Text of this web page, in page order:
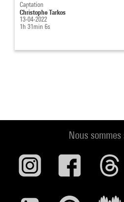
Captation
Christophe Tarkos
13-04-2022
1h 31min 6s
Nous sommes